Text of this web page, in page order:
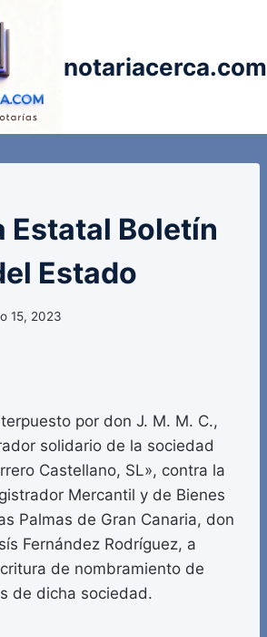
notariacerca.com
Estatal Boletín
Estado
15, 2023
por don J. M. M. C.,
solidario de la sociedad
Castellano, SL», contra la
Mercantil y de Bienes
Palmas de Gran Canaria, don
Fernández Rodríguez, a
de nombramiento de
de dicha sociedad.